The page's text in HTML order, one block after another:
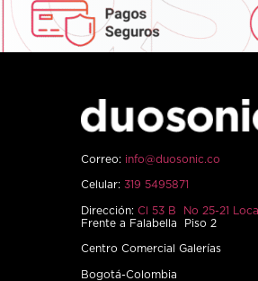
Correo: info@duosonic.co
Celular: 319 5495871
Dirección: Cl 53 B No 25-21
Frente a Falabella Piso 2
Centro Comercial Galerías
Bogotá-Colombia